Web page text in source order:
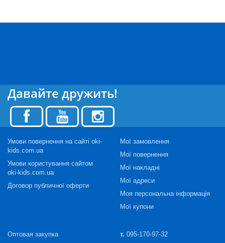
Давайте дружить!
Умови повернення на сайті oki-
kids.com.ua
Умови користування сайтом
oki-kids.com.ua
Договор публичної оферти
Мої замовлення
Мої повернення
Мої накладні
Мої адреси
Моя персональна інформація
Мої купони
Оптовая закупка
т. 095-170-97-32